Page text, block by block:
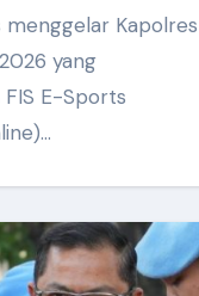
yang
E-Sports